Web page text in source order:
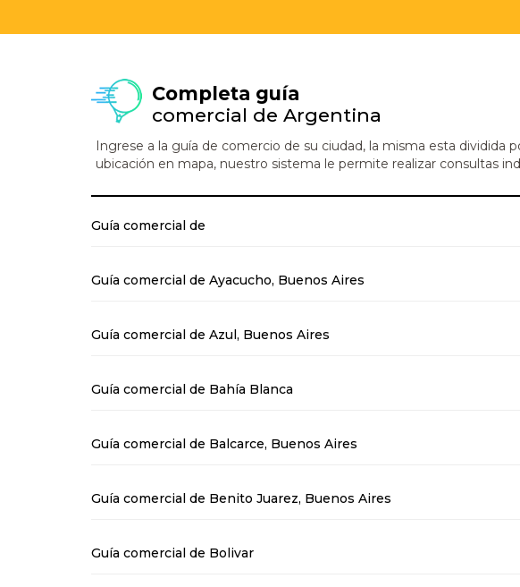
Completa guía
comercial de Argentina
Ingrese a la guía de comercio de su ciudad, la misma esta
ubicación en mapa, nuestro sistema le permite realizar consultas
Guía comercial de
Guía comercial de Ayacucho, Buenos Aires
Guía comercial de Azul, Buenos Aires
Guía comercial de Bahía Blanca
Guía comercial de Balcarce, Buenos Aires
Guía comercial de Benito Juarez, Buenos Aires
Guía comercial de Bolivar